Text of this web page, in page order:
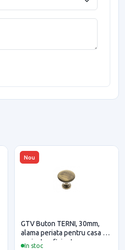
Nou
In stoc
GTV Buton TERNI, 30mm,
alama periata pentru casa si
proiecte eficiente